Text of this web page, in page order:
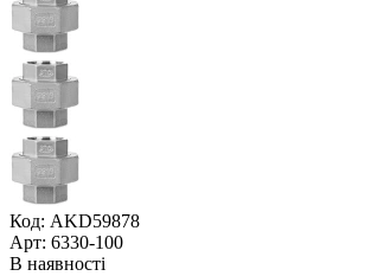
Код: AKD59878
Арт: 6330-100
В наявності